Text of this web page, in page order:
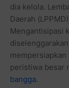
dia kelola.
Daerah
Mengantisipasi
peristiwa besar
bangga.